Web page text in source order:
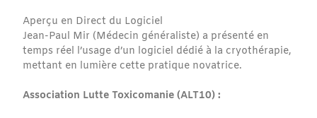
Aperçu en Direct du Logiciel
Jean-Paul Mir (Médecin généraliste) a présenté en
temps réel l’usage d’un logiciel dédié à la cryothérapie,
mettant en lumière cette pratique novatrice.
Association Lutte Toxicomanie (ALT10) :